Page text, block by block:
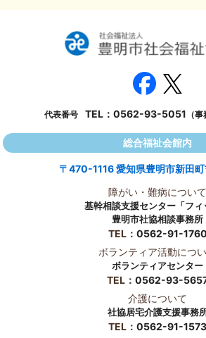
代表番号 TEL： 0562-93-5051 （
総合福祉会館内
〒470-1116 愛知県豊明市新田
障がい・難病について
基幹相談支援センター「フィ
豊明市社協相談事務所
TEL： 0562-91-1760
ボランティア活動につ
ボランティアセンター
TEL： 0562-93-
介護について
社協居宅介護支援事務
TEL： 0562-91-1573